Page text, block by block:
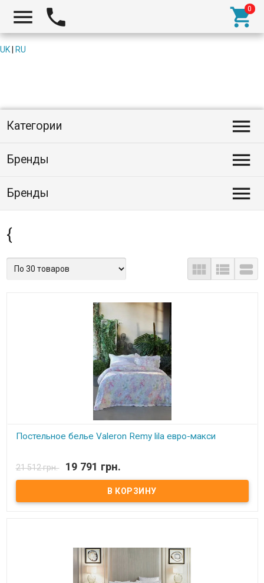
  
UK RU
Категории 
Бренды 
Бренды 
{
  
Постельное белье Valeron Remy lila евро-макси
300х280 см. Пододеяльник: 220х240 см. Наволочки: 50x70 см - 4
шт. Ткань: сатин, 100% египетский хлопок. Производитель:
сумка.
21 512 грн. 19 791 грн.